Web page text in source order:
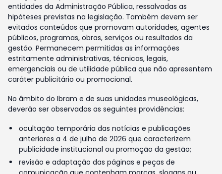
entidades da Administração Pública, ressalvadas as
hipóteses previstas na legislação. Também devem ser
evitados conteúdos que promovam autoridades, agentes
públicos, programas, obras, serviços ou resultados da
gestão. Permanecem permitidas as informações
estritamente administrativas, técnicas, legais,
emergenciais ou de utilidade pública que não apresentem
caráter publicitário ou promocional.
No âmbito do Ibram e de suas unidades museológicas,
deverão ser observadas as seguintes providências:
ocultação temporária das notícias e publicações
anteriores a 4 de julho de 2026 que caracterizem
publicidade institucional ou promoção da gestão;
revisão e adaptação das páginas e peças de